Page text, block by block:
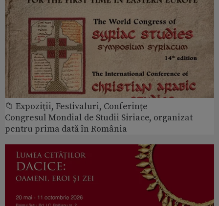
📁 Expoziţii, Festivaluri, Conferințe
Congresul Mondial de Studii Siriace, organizat
pentru prima dată în România